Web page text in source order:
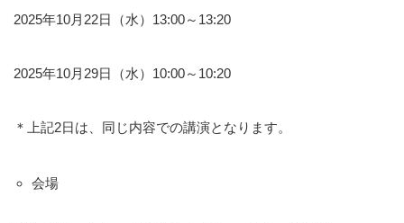
2025年10月22日（水）13:00～13:20
2025年10月29日（水）10:00～10:20
＊上記2日は、同じ内容での講演となります。
会場